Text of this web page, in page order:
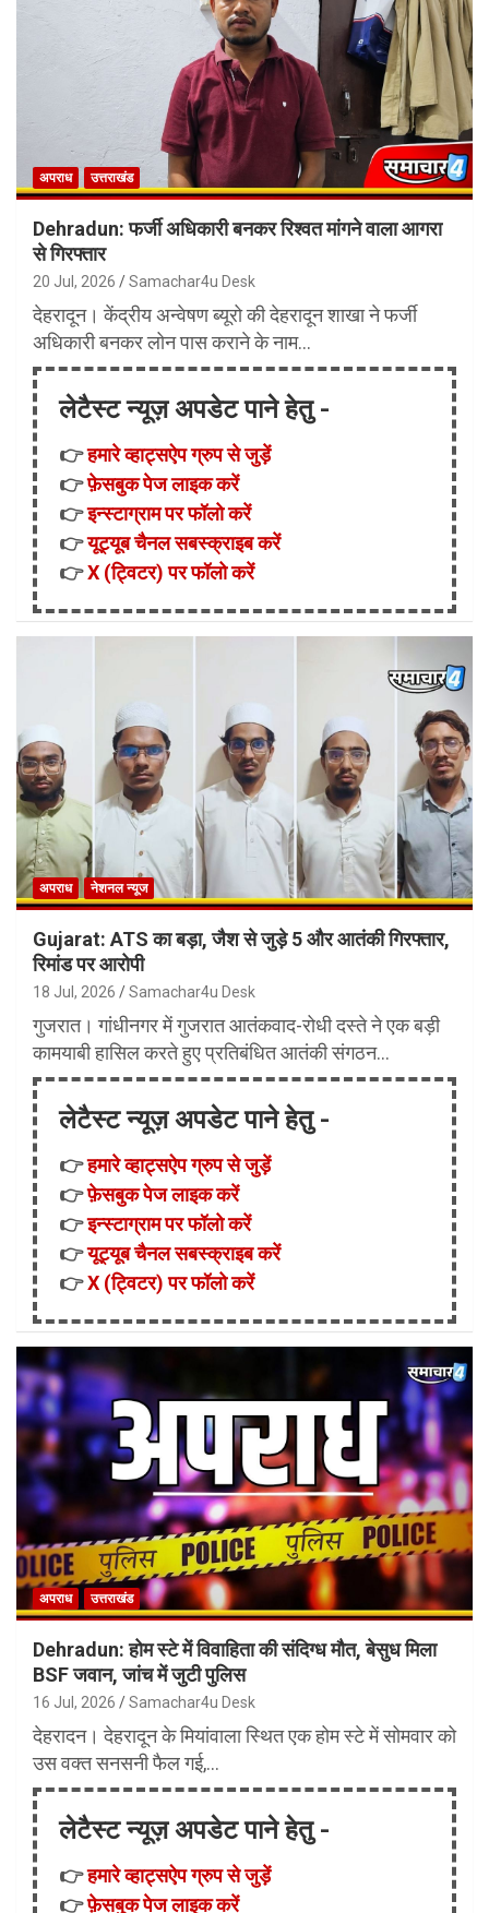
अपराध उत्तराखंड
Dehradun: फर्जी अधिकारी बनकर रिश्वत मांगने वाला आगरा
से गिरफ्तार
20 Jul, 2026 Samachar4u Desk
देहरादून। केंद्रीय अन्वेषण ब्यूरो की देहरादून शाखा ने फर्जी
अधिकारी बनकर लोन पास कराने के नाम…
लेटैस्ट न्यूज़ अपडेट पाने हेतु -
👉हमारे व्हाट्सऐप ग्रुप से जुड़ें
👉फ़ेसबुक पेज लाइक करें
👉इन्स्टाग्राम पर फॉलो करें
👉यूट्यूब चैनल सबस्क्राइब करें
👉X (ट्विटर) पर फॉलो करें
अपराध नेशनल न्यूज
Gujarat: ATS का बड़ा, जैश से जुड़े 5 और आतंकी गिरफ्तार,
रिमांड पर आरोपी
18 Jul, 2026 Samachar4u Desk
गुजरात। गांधीनगर में गुजरात आतंकवाद-रोधी दस्ते ने एक बड़ी
कामयाबी हासिल करते हुए प्रतिबंधित आतंकी संगठन…
लेटैस्ट न्यूज़ अपडेट पाने हेतु -
👉हमारे व्हाट्सऐप ग्रुप से जुड़ें
👉फ़ेसबुक पेज लाइक करें
👉इन्स्टाग्राम पर फॉलो करें
👉यूट्यूब चैनल सबस्क्राइब करें
👉X (ट्विटर) पर फॉलो करें
अपराध उत्तराखंड
Dehradun: होम स्टे में विवाहिता की संदिग्ध मौत, बेसुध मिला
BSF जवान, जांच में जुटी पुलिस
16 Jul, 2026 Samachar4u Desk
देहरादन। देहरादून के मियांवाला स्थित एक होम स्टे में सोमवार को
उस वक्त सनसनी फैल गई,…
लेटैस्ट न्यूज़ अपडेट पाने हेतु -
👉हमारे व्हाट्सऐप ग्रुप से जुड़ें
👉फ़ेसबुक पेज लाइक करें